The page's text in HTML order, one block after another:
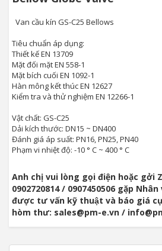
Van cầu kín GS-C25 Bellows
Tiêu chuẩn áp dụng:
Thiết kế EN 13709
Mặt đối mặt EN 558-1
Mặt bích cuối EN 1092-1
Hàn mông kết thúc EN 12627
Kiểm tra và thử nghiệm EN 12266-1
Vật chất: GS-C25
Dải kích thước: DN15 ~ DN400
Đánh giá áp suất: PN16, PN25, PN40
Phạm vi nhiệt độ: -10 ° C ~ 400 ° C
Anh chị vui lòng gọi điện hoặc gởi
0902720814 / 0907450506 gặp
được tư vấn kỹ thuật và báo giá
hòm thư: sales@pm-e.vn /